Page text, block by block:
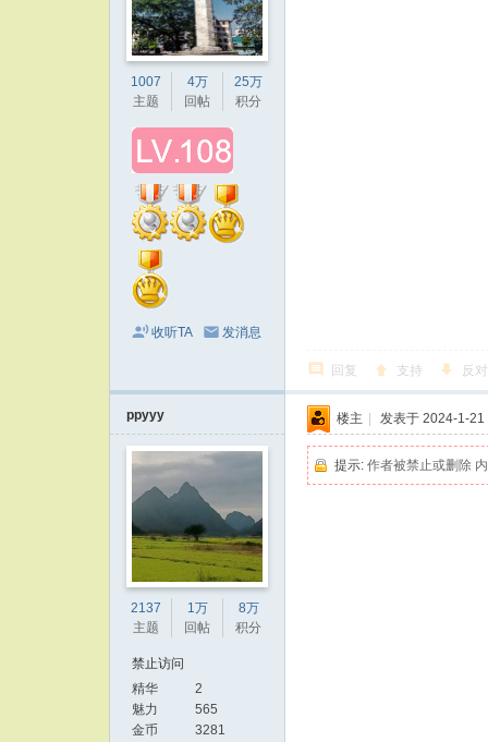
1007
主题
4万
回帖
25万
积分
收听TA 发消息
回复 支持 反对
ppyyy
2137
主题
1万
回帖
8万
积分
禁止访问
精华
2
魅力
565
金币
3281
楼主 | 发表于 2024-1-
提示: 作者被禁止或删除